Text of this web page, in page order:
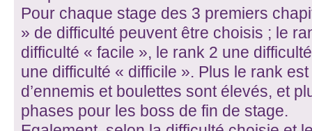
Pour chaque stage des 3 premiers
» de difficulté peuvent être choisis ; le
difficulté « facile », le rank 2 une
une difficulté « difficile ». Plus le rank
d’ennemis et boulettes sont élevés, et
phases pour les boss de fin de stage.